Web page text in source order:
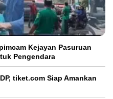
Kejayan Pasuruan
Pengendara
tiket.com Siap Amankan